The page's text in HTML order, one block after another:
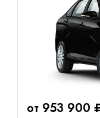
от 953 900